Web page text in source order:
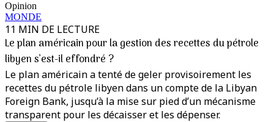
Opinion
MONDE
11 MIN DE LECTURE
Le plan américain pour la gestion des recettes du pétrole
libyen s’est-il effondré ?
Le plan américain a tenté de geler provisoirement les
recettes du pétrole libyen dans un compte de la Libyan
Foreign Bank, jusqu’à la mise sur pied d’un mécanisme
transparent pour les décaisser et les dépenser.